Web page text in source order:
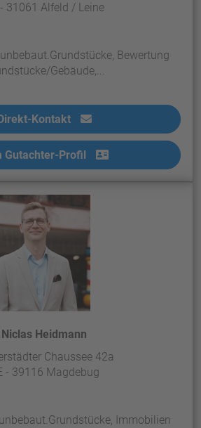
- 31061 Alfeld / Leine
Bewertung
Gebäude,...
Direkt-Kontakt
Gutachter-Profil
Niclas Heidmann
Chaussee 42a
- 39116 Magdebug
Immobilien